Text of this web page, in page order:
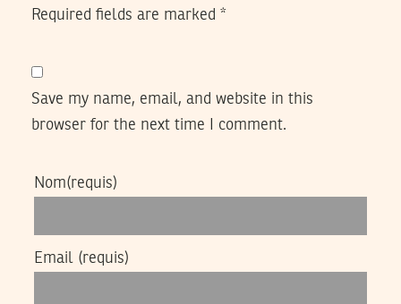
Required fields are marked *
Save my name, email, and website in this
browser for the next time I comment.
Nom(requis)
Email (requis)